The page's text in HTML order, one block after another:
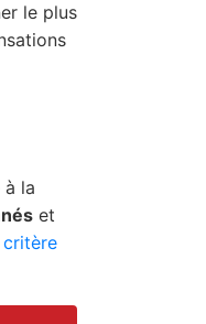
le plus
à la
et
critère